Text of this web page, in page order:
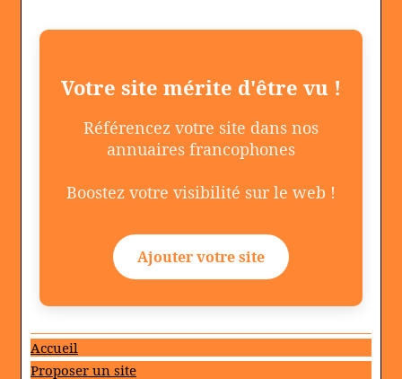
Votre site mérite d'être vu !
Référencez votre site dans nos
annuaires francophones
Boostez votre visibilité sur le web !
Ajouter votre site
Accueil
Proposer un site